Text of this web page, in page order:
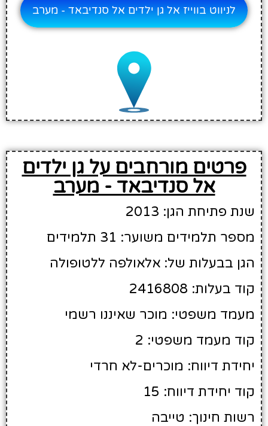
לניווט בווייז אל גן ילדים אל סנדיבאד - מערב
פרטים מורחבים על גן ילדים
אל סנדיבאד - מערב
שנת פתיחת הגן: 2013
מספר תלמידים משוער: 31 תלמידים
הגן בבעלות של: אלאולפה ללטופולה
קוד בעלות: 2416808
מעמד משפטי: מוכר שאיננו רשמי
קוד מעמד משפטי: 2
יחידת דיווח: מוכרים-לא חרדי
קוד יחידת דיווח: 15
רשות חינוך: טייבה